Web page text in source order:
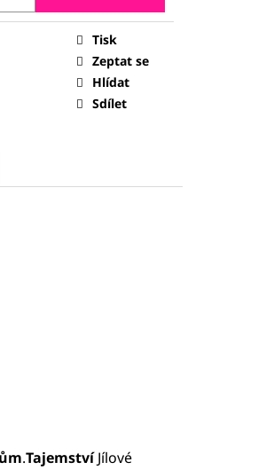
Tisk
Zeptat se
Hlídat
Sdílet
.TajemstvíJílové